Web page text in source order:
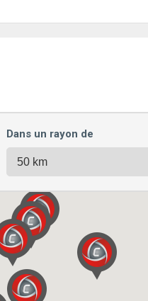
Dans un rayon de